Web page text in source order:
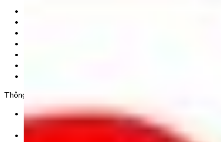
Thông tin chuyển khoản
Ngân hàng TMCP Việt Nam Thịnh Vượng (VP Bank) -
CN Kinh Đô
Số tài khoản: